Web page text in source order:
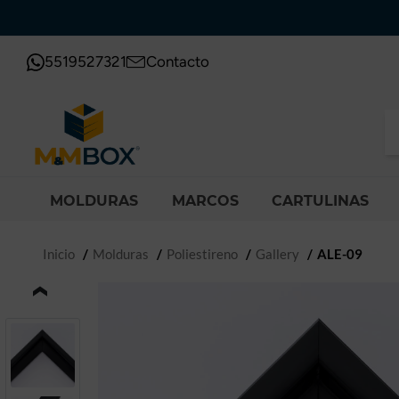
5519527321 Contacto
MOLDURAS MARCOS CARTULINAS
Inicio Molduras Poliestireno Gallery ALE-09
‹